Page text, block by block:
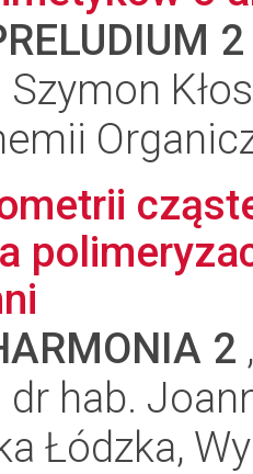
2
2
hab.
Łódzka,